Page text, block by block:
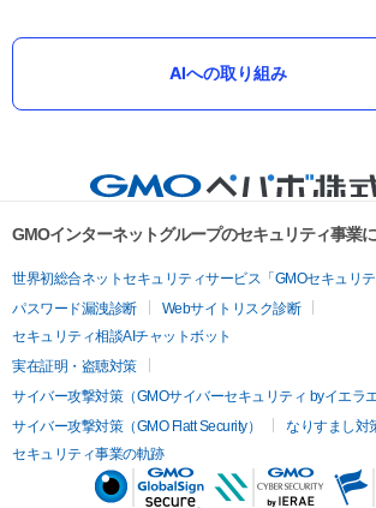
AIへの取り組み
GMOインターネットグループのセキュリティ事業
世界初総合ネットセキュリティサービス「GMOセキュリテ
パスワード漏洩診断
Webサイトリスク診断
セキュリティ相談AIチャットボット
実在証明・盗聴対策
サイバー攻撃対策（GMOサイバーセキュリティ byイエラエ
サイバー攻撃対策（GMO Flatt Security）
なりすまし対
セキュリティ事業の軌跡